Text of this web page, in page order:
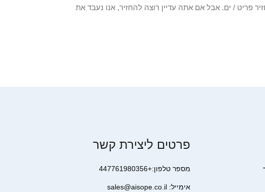
צריך להחזיר פריט / ים. אבל אם אתה עדיין רוצה להחזיר, אנו נעבד את
פרטים ליצירת קשר
מספר טלפון:+447761980356
אימייל: sales@aisope.co.il